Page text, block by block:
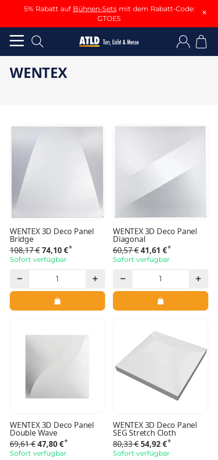
5% Rabatt auf Bühnen-Setsmit dem Rabatt-Code:
GTOE5
×
WENTEX
WENTEX 3D Deco Panel
Bridge
108,17 €74,10 €*
Sofort verfügbar
WENTEX 3D Deco Panel
Diagonal
60,57 €41,61 €*
Sofort verfügbar
WENTEX 3D Deco Panel
Double Wave
69,61 €47,80 €*
Sofort verfügbar
WENTEX 3D Deco Panel
SEG Stretch Cloth
80,33 €54,92 €*
Sofort verfügbar